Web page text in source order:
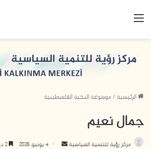
القائمة
الرئيسية/موسوعة النخبة الفلسطينية
جمال نعيم
مركز رؤية للتنمية السياسية
أرسل 4 يونيو، 2026